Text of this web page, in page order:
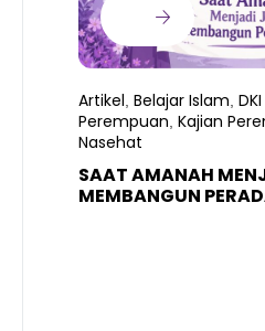
Artikel, Belajar Islam,
Perempuan, Kajian
Nasehat
SAAT AMANAH
MEMBANGUN